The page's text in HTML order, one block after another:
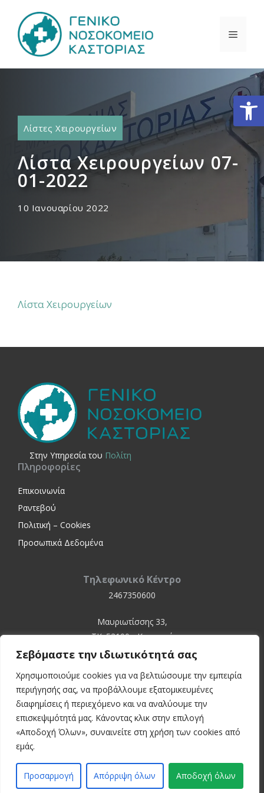
Σεβόμαστε την ιδιωτικότητά σας
Χρησιμοποιούμε cookies για να βελτιώσουμε την εμπειρία
περιήγησής σας, να προβάλλουμε εξατομικευμένες
διαφημίσεις ή περιεχόμενο και να αναλύουμε την
επισκεψιμότητά μας. Κάνοντας κλικ στην επιλογή
«Αποδοχή Όλων», συναινείτε στη χρήση των cookies από
εμάς.
Προσαρμογή Απόρριψη όλων Αποδοχή όλων
περιεχόμενο
Λίστες Χειρουργείων
Λίστα Χειρουργείων 07-
01-2022
10 Ιανουαρίου 2022
Λίστα Χειρουργείων
Στην Yπηρεσία του Πολίτη
Πληροφορίες
Επικοινωνία
Ραντεβού
Πολιτική – Cookies
Προσωπικά Δεδομένα
Τηλεφωνικό Κέντρο
2467350600
Μαυριωτίσσης 33,
ΤΚ. 52100 - Καστοριά